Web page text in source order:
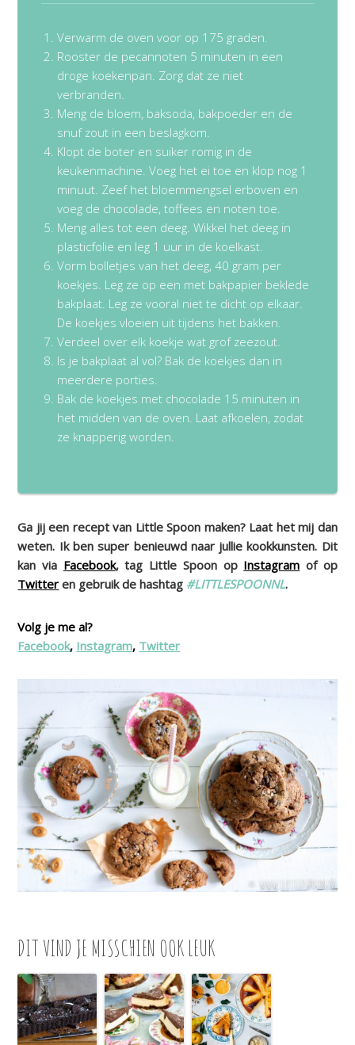
Verwarm de oven voor op 175 graden.
Rooster de pecannoten 5 minuten in een
droge koekenpan. Zorg dat ze niet
verbranden.
Meng de bloem, baksoda, bakpoeder en de
snuf zout in een beslagkom.
Klopt de boter en suiker romig in de
keukenmachine. Voeg het ei toe en klop nog 1
minuut. Zeef het bloemmengsel erboven en
voeg de chocolade, toffees en noten toe.
Meng alles tot een deeg. Wikkel het deeg in
plasticfolie en leg 1 uur in de koelkast.
Vorm bolletjes van het deeg, 40 gram per
koekjes. Leg ze op een met bakpapier beklede
bakplaat. Leg ze vooral niet te dicht op elkaar.
De koekjes vloeien uit tijdens het bakken.
Verdeel over elk koekje wat grof zeezout.
Is je bakplaat al vol? Bak de koekjes dan in
meerdere porties.
Bak de koekjes met chocolade 15 minuten in
het midden van de oven. Laat afkoelen, zodat
ze knapperig worden.
Ga jij een recept van Little Spoon maken? Laat het mij dan
weten. Ik ben super benieuwd naar jullie kookkunsten. Dit
kan via Facebook, tag Little Spoon op Instagram of op
Twitter en gebruik de hashtag #LITTLESPOONNL.
Volg je me al?
Facebook, Instagram, Twitter
DIT VIND JE MISSCHIEN OOK LEUK